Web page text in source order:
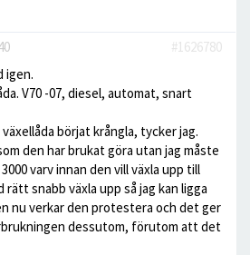
#1626780
igen.
V70 -07, diesel, automat, snart
börjat krångla, tycker jag.
den har brukat göra utan jag måste
varv innan den vill växla upp till
snabb växla upp så jag kan ligga
nu verkar den protestera och det ger
dessutom, förutom att det